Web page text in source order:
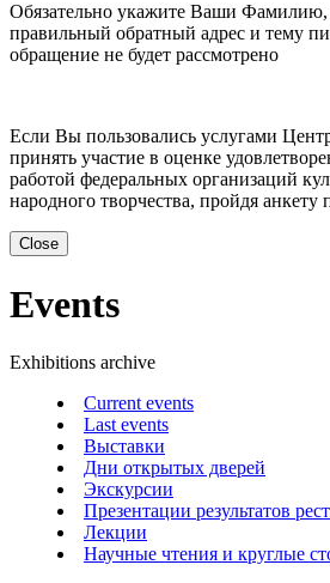
Обязательно укажите Ваши
правильный обратный адрес и тему
обращение не будет рассмотрено
Если Вы пользовались услугами
принять участие в оценке
работой федеральных организаций
народного творчества, пройдя анкету
Close
Events
Exhibitions archive
Current events
Last events
Выставки
Дни открытых дверей
Экскурсии
Презентации результатов
Лекции
Научные чтения и круглые